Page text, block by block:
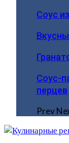
Соус
Соус-
перцев
Prev